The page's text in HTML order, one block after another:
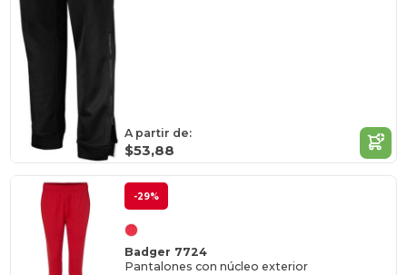
A partir de:
$53,88
-29%
Badger 7724
Pantalones con núcleo exterior